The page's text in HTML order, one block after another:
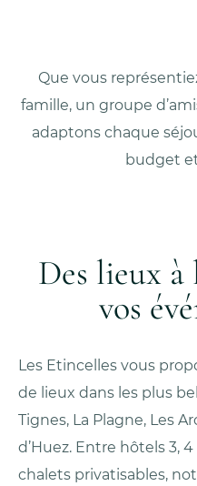
Que vous
famille, un groupe
adaptons chaque
budget
Des lieux
vos
Les Etincelles vous
de lieux dans les plus
Tignes, La Plagne, Les
d’Huez. Entre hôtels 3,
chalets privatisables,